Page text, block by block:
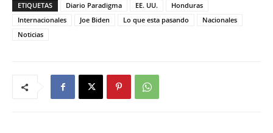
ETIQUETAS Diario Paradigma EE. UU.
Honduras
Internacionales
Joe Biden Lo que esta pasando
Nacionales
Noticias